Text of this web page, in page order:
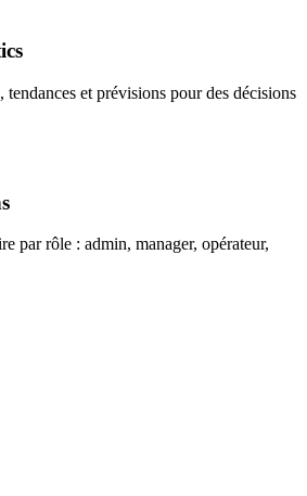
et prévisions pour des décisions
par rôle : admin, manager, opérateur,